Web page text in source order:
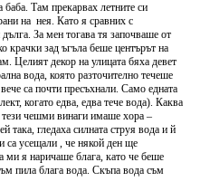
Там прекарвах летните си
на нея. Като я сравних с
За мен тогава тя започваше от
крачки зад ъгъла беше центърът на
Целият декор на улицата бяха девет
вода, която разточително течеше
са почти пресъхнали. Само едната
когато едва, едва тече вода). Каква
чешми винаги имаше хора –
така, гледаха силната струя вода и й
са усещали , че някой ден ще
ми я наричаше блага, като че беше
пила блага вода. Скъпа вода съм